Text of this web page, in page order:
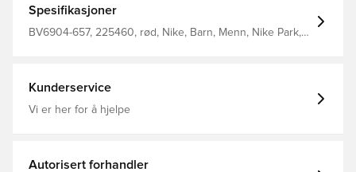
mulighet for oppbevaring av personlige eiendeler
Overdel med en vandavisende finish, som holder deg tør
i lett regn Normal passform Fremstillet i 100% resirkulert
Spesifikasjoner
BV6904-657, 225460, rød, Nike, Barn, Menn, Nike Park,
Kunderservice
Vi er her for å hjelpe
Autorisert forhandler